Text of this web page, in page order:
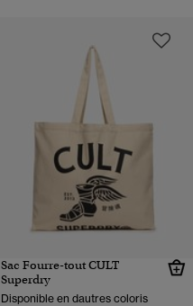
Sac Fourre-tout CULT
Superdry
Disponible en dautres coloris